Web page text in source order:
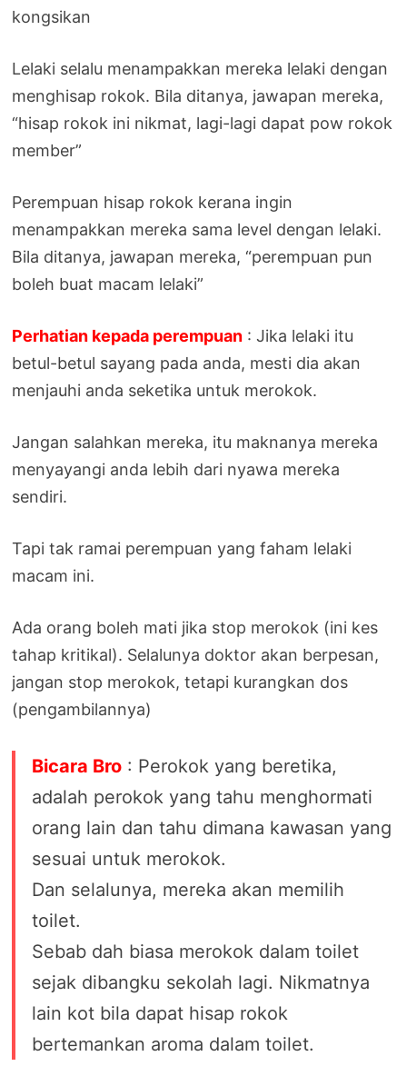
kongsikan
Lelaki selalu menampakkan mereka lelaki dengan
menghisap rokok. Bila ditanya, jawapan mereka,
“hisap rokok ini nikmat, lagi-lagi dapat pow rokok
member”
Perempuan hisap rokok kerana ingin
menampakkan mereka sama level dengan lelaki.
Bila ditanya, jawapan mereka, “perempuan pun
boleh buat macam lelaki”
Perhatian kepada perempuan : Jika lelaki itu
betul-betul sayang pada anda, mesti dia akan
menjauhi anda seketika untuk merokok.
Jangan salahkan mereka, itu maknanya mereka
menyayangi anda lebih dari nyawa mereka
sendiri.
Tapi tak ramai perempuan yang faham lelaki
macam ini.
Ada orang boleh mati jika stop merokok (ini kes
tahap kritikal). Selalunya doktor akan berpesan,
jangan stop merokok, tetapi kurangkan dos
(pengambilannya)
Bicara Bro : Perokok yang beretika,
adalah perokok yang tahu menghormati
orang lain dan tahu dimana kawasan yang
sesuai untuk merokok.
Dan selalunya, mereka akan memilih
toilet.
Sebab dah biasa merokok dalam toilet
sejak dibangku sekolah lagi. Nikmatnya
lain kot bila dapat hisap rokok
bertemankan aroma dalam toilet.